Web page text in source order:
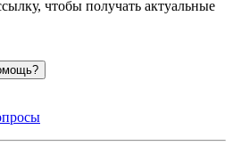
чтобы получать актуальные